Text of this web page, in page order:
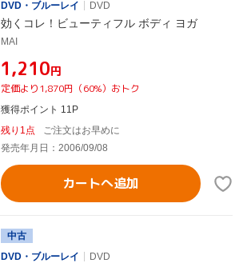
DVD・ブルーレイ
DVD
効くコレ！ビューティフル ボディ ヨガ
MAI
¥1,210円
定価より1,870円（60%）おトク
獲得ポイント 11P
残り1点
ご注文はお早めに
発売年月日：2006/09/08
カートへ追加
中古
DVD・ブルーレイ
DVD